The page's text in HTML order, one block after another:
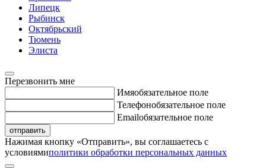
Липецк
Рыбинск
Октябрьский
Тюмень
Элиста
Перезвонить мне
Имяобязательное поле
Телефонобязательное поле
Emailобязательное поле
отправить
Нажимая кнопку «Отправить», вы соглашаетесь с
условиямиполитики обработки персональных данных